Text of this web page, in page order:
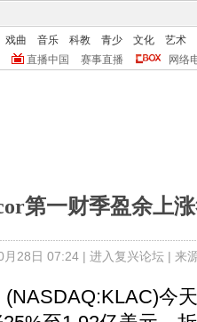
戏曲 音乐 科教 青少 文化
艺术
直播中国 赛事直播 网络
第一财季盈余上
月28日 07:24 | 进入复兴论坛| 来
今